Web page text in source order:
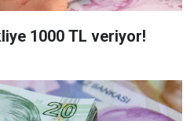
1000 TL veriyor!